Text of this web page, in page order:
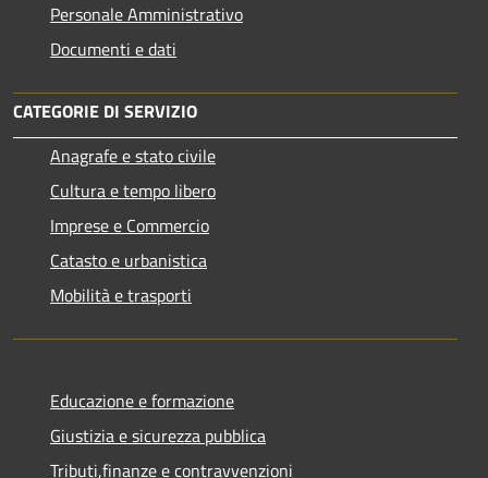
Personale Amministrativo
Documenti e dati
CATEGORIE DI SERVIZIO
Anagrafe e stato civile
Cultura e tempo libero
Imprese e Commercio
Catasto e urbanistica
Mobilità e trasporti
Educazione e formazione
Giustizia e sicurezza pubblica
Tributi,finanze e contravvenzioni